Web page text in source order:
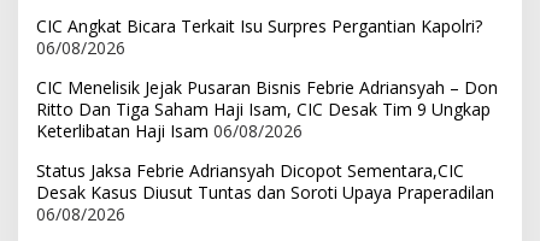
CIC Angkat Bicara Terkait Isu Surpres Pergantian Kapolri?
06/08/2026
CIC Menelisik Jejak Pusaran Bisnis Febrie Adriansyah – Don
Ritto Dan Tiga Saham Haji Isam, CIC Desak Tim 9 Ungkap
Keterlibatan Haji Isam 06/08/2026
Status Jaksa Febrie Adriansyah Dicopot Sementara,CIC
Desak Kasus Diusut Tuntas dan Soroti Upaya Praperadilan
06/08/2026